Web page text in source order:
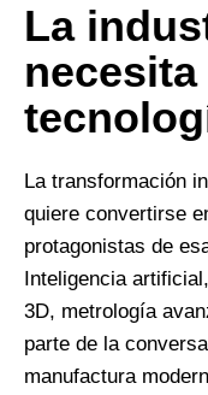
La
La transformación
quiere convertirse
protagonistas de
Inteligencia
3D, metrología
parte de la
manufactura